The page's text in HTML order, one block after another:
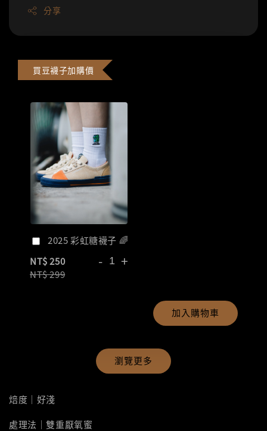
分享
買豆襪子加購價
2025 彩虹糖襪子 🌈
NT$ 250
NT$ 299
- +
加入購物車
瀏覽更多
焙度｜好淺
處理法｜雙重厭氧蜜